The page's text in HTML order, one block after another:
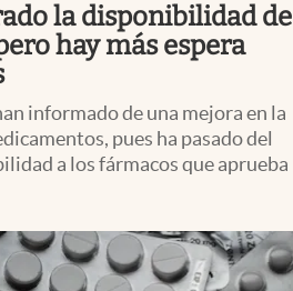
la disponibilidad de
hay más espera
informado de una mejora en la
pues ha pasado del
a los fármacos que aprueba